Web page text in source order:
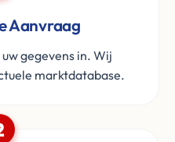
Aanvraag
gegevens in. Wij
marktdatabase.